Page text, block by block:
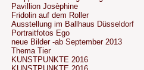
Pavillion Josèphine
Fridolin auf dem Roller
Ausstellung im Ballhaus Düsseldorf
Portraitfotos Ego
neue Bilder -ab September 2013
Thema Tier
KUNSTPUNKTE 2016